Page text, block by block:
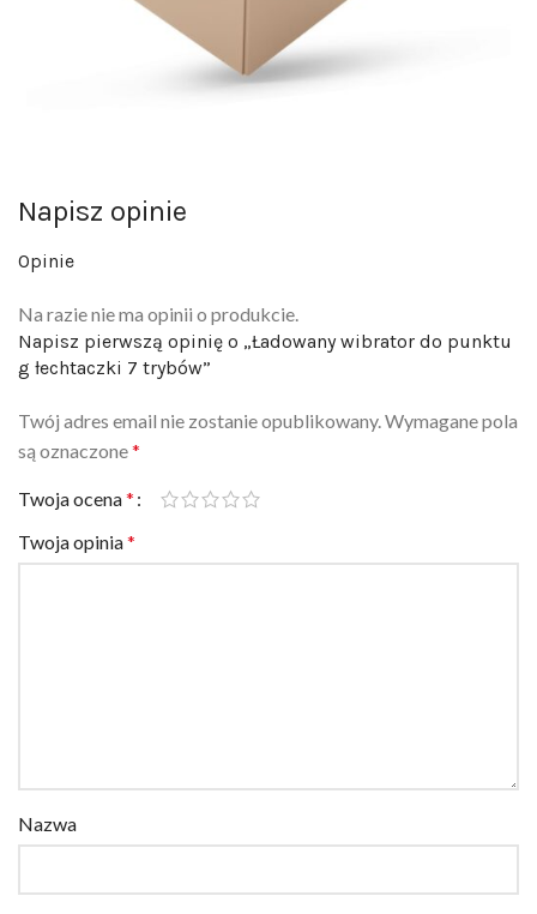
Napisz opinie
Opinie
Na razie nie ma opinii o produkcie.
Napisz pierwszą opinię o „Ładowany wibrator do punktu
g łechtaczki 7 trybów”
Twój adres email nie zostanie opublikowany.Wymagane pola
są oznaczone*
Twoja ocena*
Twoja opinia*
Nazwa